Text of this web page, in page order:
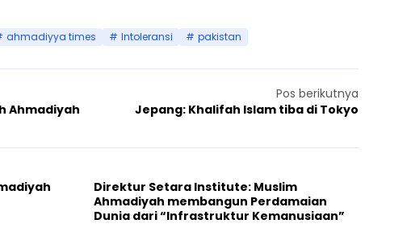
ahmadiyya times Intoleransi pakistan
Ahmadiyah
Pos berikutnya
Jepang: Khalifah Islam tiba di Tokyo
Direktur Setara Institute: Muslim
Ahmadiyah membangun Perdamaian
Dunia dari “Infrastruktur Kemanusiaan”